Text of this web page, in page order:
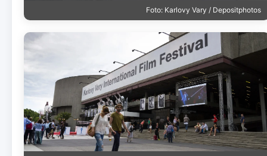
Foto: Karlovy Vary / Depositphotos